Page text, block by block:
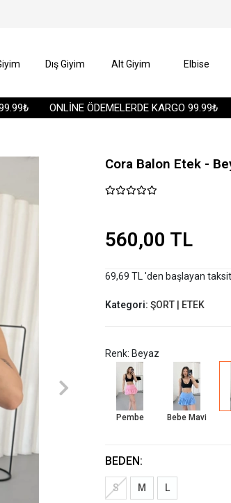
ONLİNE ÖDEMELERDE KARGO 99.99₺
Dış Giyim Alt Giyim Elbise
Cora Balon Etek -
560,00 TL
69,69 TL 'den başlayan
Kategori: ŞORT | ETEK
Renk: Beyaz
Pembe Bebe Mavi
BEDEN:
S M L